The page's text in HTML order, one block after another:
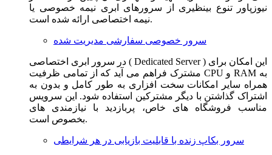
نیوزپاور تنوع بینظیری از سرورهای ابری نیمه خصوصی یا
نیمه اختصاصی ارائه شده است.
سرور خصوصی سفارشی مدیریت شده
در سرور ابری اختصاصی ( Dedicated Server ) این امکان برای
مشترک فراهم می آید که از تمامی ظرفیت CPU و RAM به
همراه سایر امکانات سخت افزاری به طور کامل و بدون به
اشتراک گذاشتن با دیگر مشترکین استفاده شود. این سرویس
مناسب فروشگاه های خاص، پربازدید با نیازمندی های
بخصوص است.
سرور بکاپ زنده با قابلیت بازیابی در هر شرایطی